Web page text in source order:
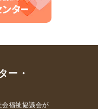
ー・
福祉協議会が